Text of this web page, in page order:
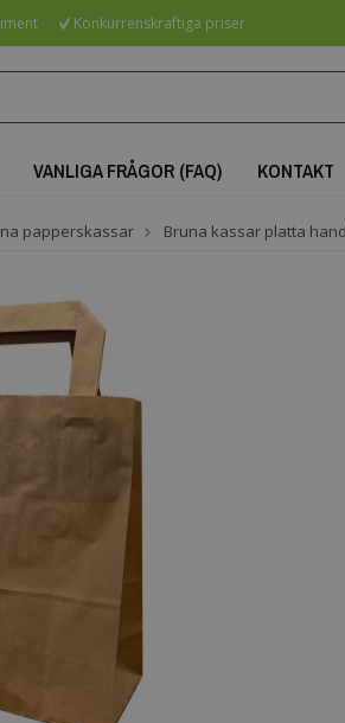
Konkurrenskraftiga priser
VANLIGA FRÅGOR (FAQ) KONTAKT
papperskassar Bruna kassar platta